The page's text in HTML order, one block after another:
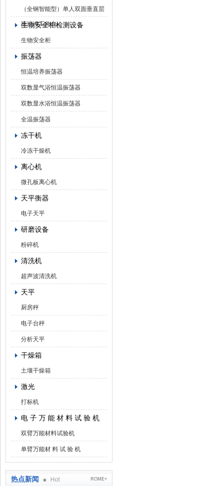
（全钢智能型）单人双面垂直层
流洁净工作台
生物安全柜检测设备
生物安全柜
振荡器
恒温培养振荡器
双数显气浴恒温振荡器
双数显水浴恒温振荡器
全温振荡器
冻干机
冷冻干燥机
离心机
微孔板离心机
天平衡器
电子天平
研磨设备
粉碎机
清洗机
超声波清洗机
天平
厨房秤
电子台秤
分析天平
干燥箱
土壤干燥箱
激光
打标机
电 子 万 能 材 料 试 验 机
双臂万能材料试验机
单臂万能材 料 试 验 机
热点新闻 Hot ROME+